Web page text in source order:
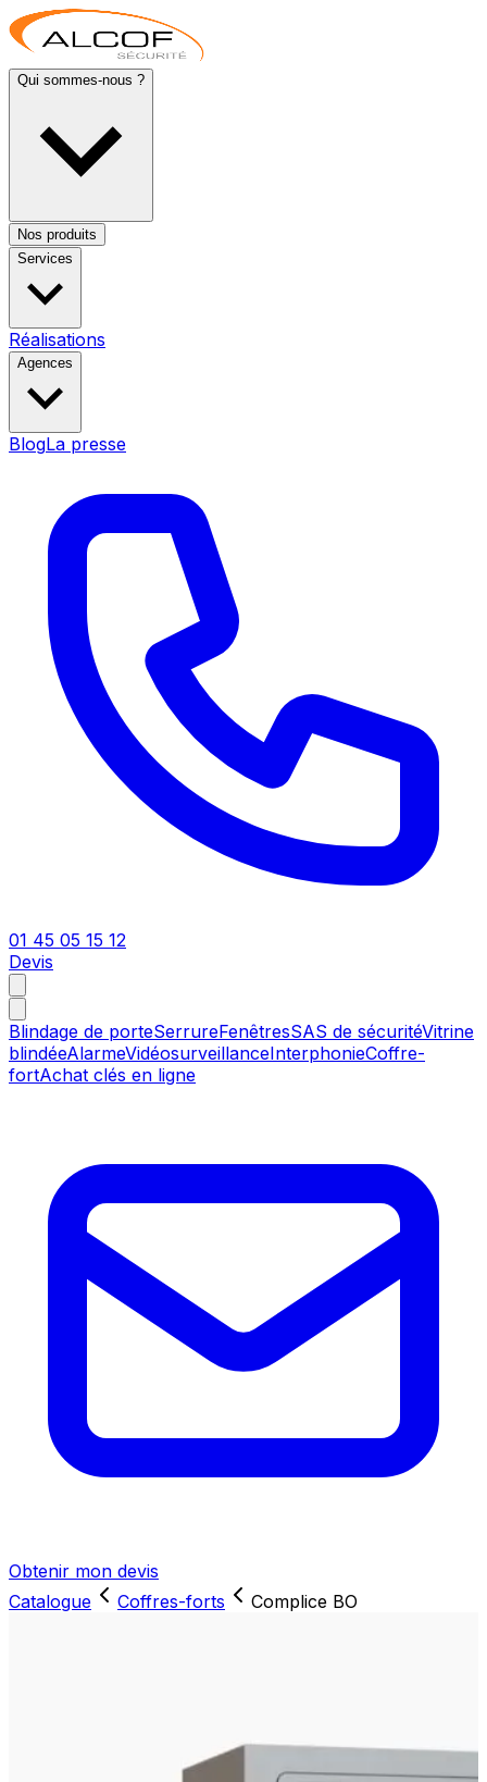
Qui sommes-nous ?
Nos produits
Services
Réalisations
Agences
BlogLa presse
01 45 05 15 12
Devis
Blindage de porteSerrureFenêtresSAS de sécuritéVitrine
blindéeAlarmeVidéosurveillanceInterphonieCoffre-
fortAchat clés en ligne
Obtenir mon devis
Catalogue
Coffres-forts Complice BO